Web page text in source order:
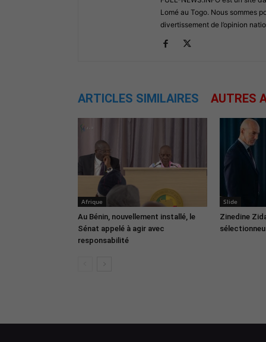
Lomé au Togo. Nous sommes
divertissement de l’opinion
ARTICLES SIMILAIRES AUTRES
Afrique
Au Bénin, nouvellement installé, le
Sénat appelé à agir avec
responsabilité
Slide
Zinedine